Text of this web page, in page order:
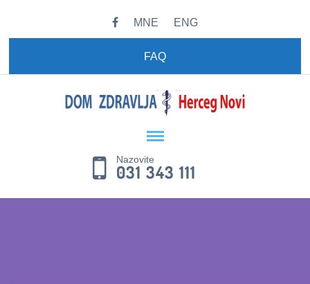
MNE ENG
FAQ
Nazovite
031 343 111